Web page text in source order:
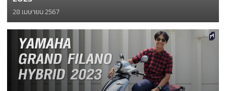
28 เมษายน 2567